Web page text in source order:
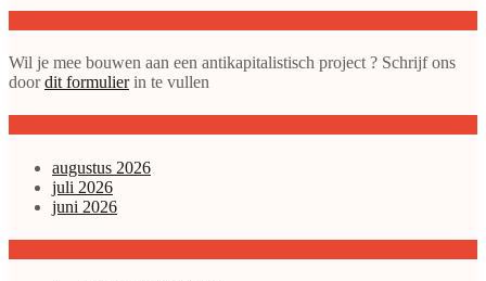
Wil je mee bouwen aan een antikapitalistisch project ? Schrijf ons
doordit formulierin te vullen
augustus 2026
juli 2026
juni 2026